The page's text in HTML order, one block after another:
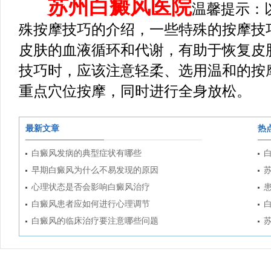
苏州白癜风医院温馨提示：
殊按摩技巧的介绍，一些特殊的按摩
皮肤的血液循环和代谢，有助于恢复
技巧时，应该注意轻柔、选用温和的
重点穴位按摩，同时进行全身放松。
最新文章
白癜风发病的典型症状有哪些
早期白癜风为什么不易发现的原因
心理状态是否会影响白癜风治疗
白癜风患者应如何进行心理调节
白癜风的临床治疗要注意哪些问题
热